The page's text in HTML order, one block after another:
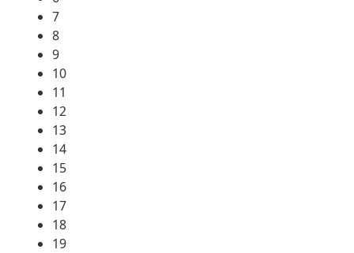
7
8
9
10
11
12
13
14
15
16
17
18
19